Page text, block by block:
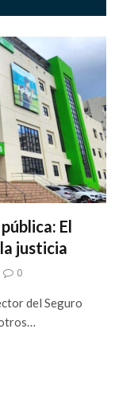
El
justicia
0
del Seguro
otros…